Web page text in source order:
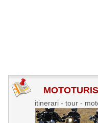
itinerari - tour -